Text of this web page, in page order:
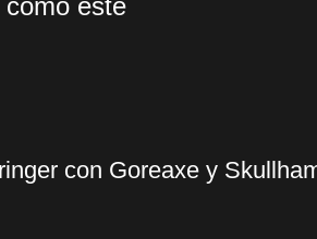
este
con Goreaxe y